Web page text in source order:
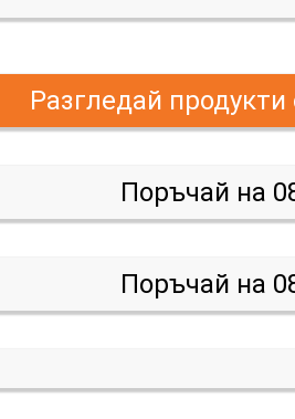
Разгледай
Поръчай на
Поръчай на